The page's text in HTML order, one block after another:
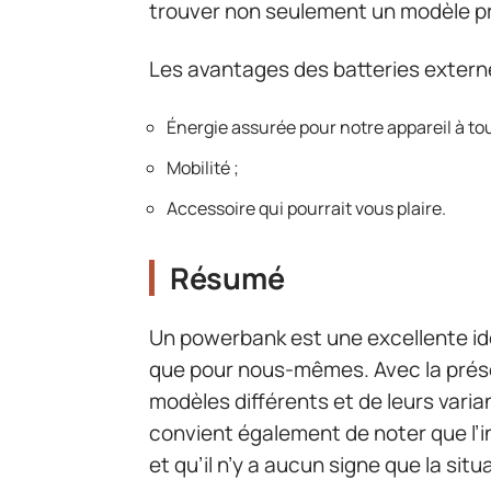
trouver non seulement un modèle
Les avantages des batteries
Énergie assurée pour notre appareil à
Mobilité ;
Accessoire qui pourrait vous plaire.
Résumé
Un powerbank est une excellente
que pour nous-mêmes. Avec la
modèles différents et de leurs
convient également de noter que
et qu’il n’y a aucun signe que la